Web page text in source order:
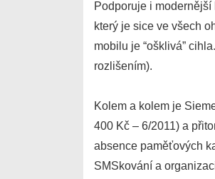
Podporuje i
který je sice ve všech
mobilu je “ošklivá”
rozlišením).
Kolem a kolem je
400 Kč – 6/2011) a
absence paměťových
SMSkování a